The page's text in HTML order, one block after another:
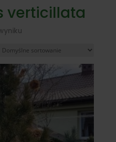
verticillata